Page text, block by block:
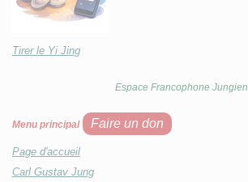
Tirer le Yi Jing
Espace Francophone Jungien
Menu principal Faire un don
Page d'accueil
Carl Gustav Jung